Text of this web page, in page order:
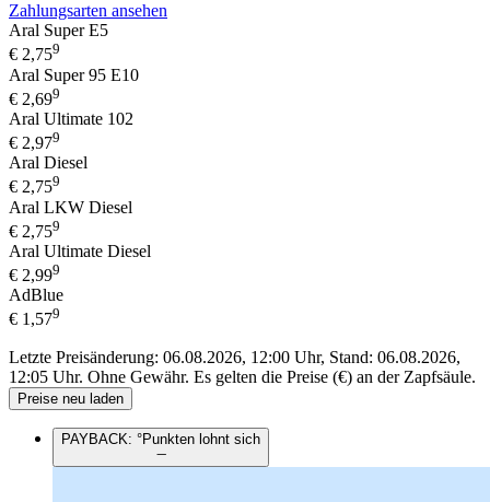
Zahlungsarten ansehen
Aral Super E5
€ 2,759
Aral Super 95 E10
€ 2,699
Aral Ultimate 102
€ 2,979
Aral Diesel
€ 2,759
Aral LKW Diesel
€ 2,759
Aral Ultimate Diesel
€ 2,999
AdBlue
€ 1,579
Letzte Preisänderung: 06.08.2026, 12:00 Uhr, Stand: 06.08.2026,
12:05 Uhr. Ohne Gewähr. Es gelten die Preise (€) an der Zapfsäule.
Preise neu laden
PAYBACK: °Punkten lohnt sich